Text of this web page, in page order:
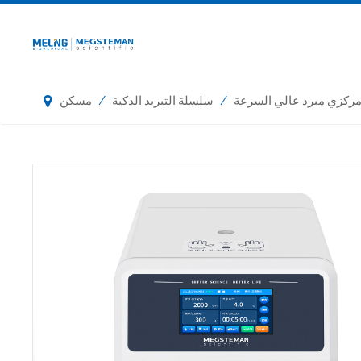
مسكن / سلسلة التبريد الذكية / مبرد عالي السرعة